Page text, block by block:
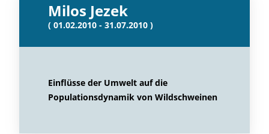
Milos Jezek
( 01.02.2010 - 31.07.2010 )
Einflüsse der Umwelt auf die
Populationsdynamik von Wildschweinen